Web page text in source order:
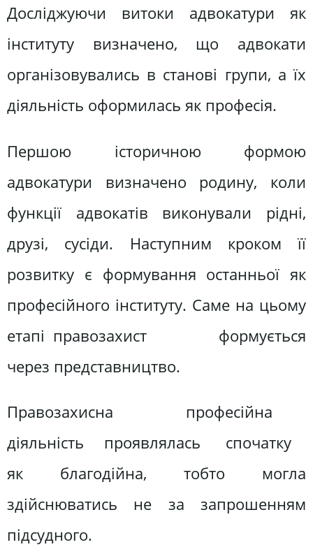
Досліджуючи витоки адвокатури як
інституту визначено, що адвокати
організовувались в станові групи, а їх
діяльність оформилась як професія.
Першою історичною формою
адвокатури визначено родину, коли
функції адвокатів виконували рідні,
друзі, сусіди. Наступним кроком її
розвитку є формування останньої як
професійного інституту. Саме на цьому
етапі правозахист формується
через представництво.
Правозахисна професійна
діяльність проявлялась спочатку
як благодійна, тобто могла
здійснюватись не за запрошенням
підсудного.